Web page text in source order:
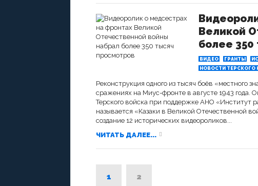
Великой
более 350
ВИДЕО ГРАНТЫ
НОВОСТИ ТЕРСКОГО
Реконструкция одного из тысяч боёв «местного
сражениях на Миус-фронте в августе 1943 года.
Терского войска при поддержке АНО «Институт
называется «Казаки в Великой Отечественной
создание 12 исторических видеороликов...
ЧИТАТЬ ДАЛЕЕ...
1 2